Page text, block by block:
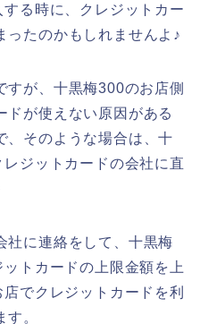
る時に、クレジットカー
ったのかもしれませんよ♪
すが、十黒梅300のお店側
ドが使えない原因がある
、そのような場合は、十
ジットカードの会社に直
社に連絡をして、十黒梅
トカードの上限金額を上
でクレジットカードを利
。